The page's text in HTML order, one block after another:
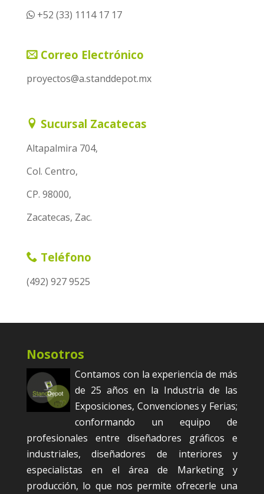
+52 (33) 1114 17 17
Correo Electrónico
proyectos@a.standdepot.mx
Sucursal Zacatecas
Altapalmira 704,
Col. Centro,
CP. 98000,
Zacatecas, Zac.
Teléfono
(492) 927 9525
Nosotros
Contamos con la experiencia de más
de 25 años en la Industria de las
Exposiciones, Convenciones y Ferias;
conformando un equipo de
profesionales entre diseñadores gráficos e
industriales, diseñadores de interiores y
especialistas en el área de Marketing y
producción, lo que nos permite ofrecerle una